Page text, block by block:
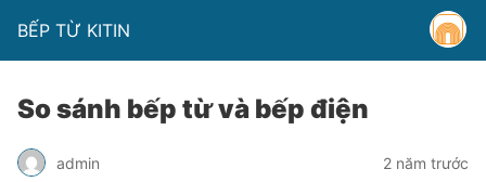
BẾP TỪ KITIN
So sánh bếp từ và bếp điện
admin 2 năm trước